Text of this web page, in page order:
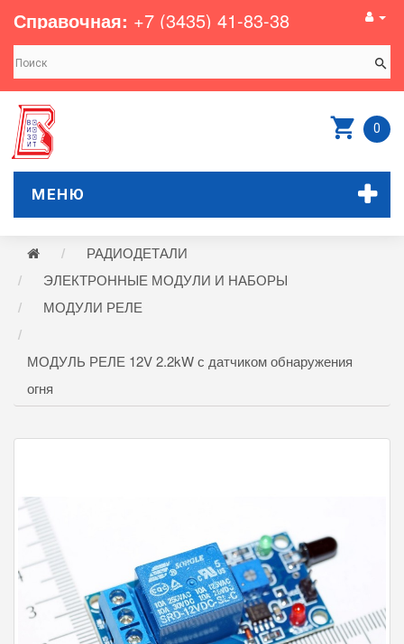
Справочная: +7 (3435) 41-83-38
0
МЕНЮ
РАДИОДЕТАЛИ
ЭЛЕКТРОННЫЕ МОДУЛИ И НАБОРЫ
МОДУЛИ РЕЛЕ
МОДУЛЬ РЕЛЕ 12V 2.2kW с датчиком обнаружения
огня